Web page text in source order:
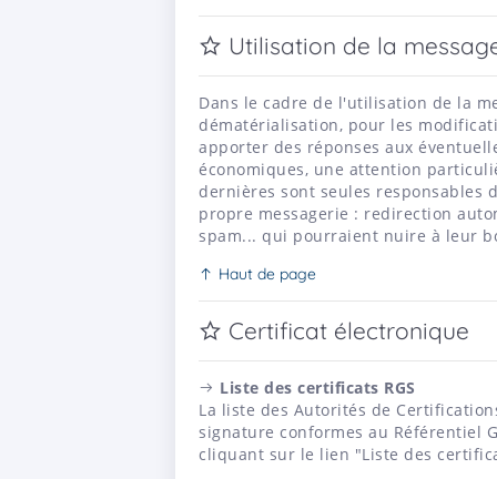
Utilisation de la
Dans le cadre de l'utilisation de la
dématérialisation, pour les
apporter des réponses aux
économiques, une attention
dernières sont seules responsables
propre messagerie : redirection
spam... qui pourraient nuire à leur
Haut de page
Certificat électronique
Liste des certificats RGS
La liste des Autorités de
signature conformes au Référentiel
cliquant sur le lien "Liste des